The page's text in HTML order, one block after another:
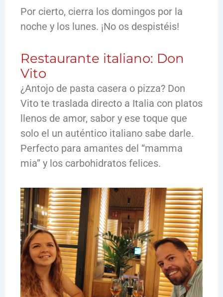
Por cierto, cierra los domingos por la
noche y los lunes. ¡No os despistéis!
Restaurante italiano: Don
Vito
¿Antojo de pasta casera o pizza? Don
Vito te traslada directo a Italia con platos
llenos de amor, sabor y ese toque que
solo el un auténtico italiano sabe darle.
Perfecto para amantes del “mamma
mia” y los carbohidratos felices.